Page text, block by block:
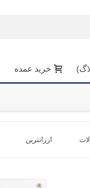
خرید عمده
ارزانترین